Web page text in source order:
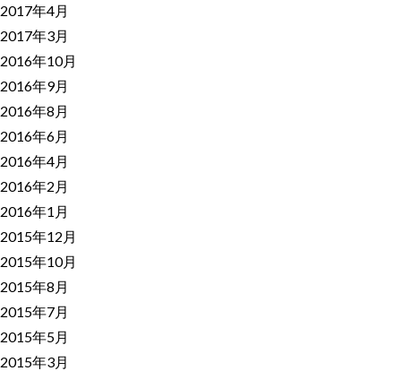
2017年4月
2017年3月
2016年10月
2016年9月
2016年8月
2016年6月
2016年4月
2016年2月
2016年1月
2015年12月
2015年10月
2015年8月
2015年7月
2015年5月
2015年3月